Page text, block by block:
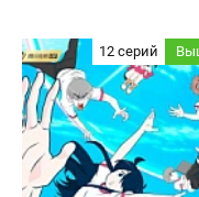
12 серий